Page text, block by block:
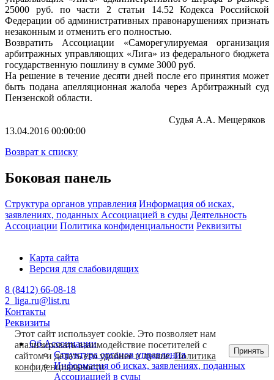
25000 руб. по части 2 статьи 14.52 Кодекса Российской
Федерации об административных правонарушениях признать
незаконным и отменить его полностью.
Возвратить Ассоциации «Саморегулируемая организация
арбитражных управляющих «Лига» из федерального бюджета
государственную пошлину в сумме 3000 руб.
На решение в течение десяти дней после его принятия может
быть подана апелляционная жалоба через Арбитражный суд
Пензенской области.
Судья А.А. Мещеряков
13.04.2016 00:00:00
Возврат к списку
Боковая панель
Структура органов управления Информация об исках,
заявлениях, поданных Ассоциацией в суды Деятельность
Ассоциации Политика конфиденциальности Реквизиты
Карта сайта
Версия для слабовидящих
8 (8412) 66-08-18
2_liga.ru@list.ru
Контакты
Реквизиты
Об Ассоциации
Структура органов управления
Информация об исках, заявлениях, поданных
Ассоциацией в суды
Этот сайт использует cookie. Это позволяет нам
анализировать взаимодействие посетителей с
сайтом и делать его удобнее и лучше.Политика
конфиденциальности
Принять